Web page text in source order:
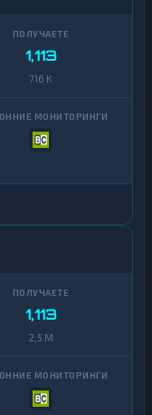
1,113
716 K
1,113
2,5 M